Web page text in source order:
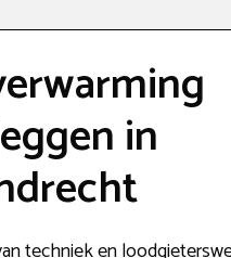
in